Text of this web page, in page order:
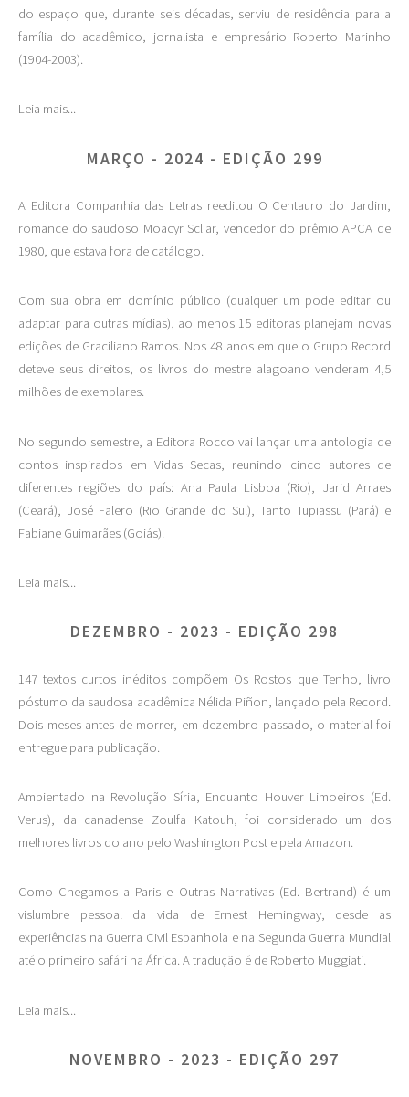
do espaço que, durante seis décadas, serviu de residência para a
família do acadêmico, jornalista e empresário Roberto Marinho
(1904-2003).
Leia mais...
MARÇO - 2024 - EDIÇÃO 299
A Editora Companhia das Letras reeditou O Centauro do Jardim,
romance do saudoso Moacyr Scliar, vencedor do prêmio APCA de
1980, que estava fora de catálogo.
Com sua obra em domínio público (qualquer um pode editar ou
adaptar para outras mídias), ao menos 15 editoras planejam novas
edições de Graciliano Ramos. Nos 48 anos em que o Grupo Record
deteve seus direitos, os livros do mestre alagoano venderam 4,5
milhões de exemplares.
No segundo semestre, a Editora Rocco vai lançar uma antologia de
contos inspirados em Vidas Secas, reunindo cinco autores de
diferentes regiões do país: Ana Paula Lisboa (Rio), Jarid Arraes
(Ceará), José Falero (Rio Grande do Sul), Tanto Tupiassu (Pará) e
Fabiane Guimarães (Goiás).
Leia mais...
DEZEMBRO - 2023 - EDIÇÃO 298
147 textos curtos inéditos compõem Os Rostos que Tenho, livro
póstumo da saudosa acadêmica Nélida Piñon, lançado pela Record.
Dois meses antes de morrer, em dezembro passado, o material foi
entregue para publicação.
Ambientado na Revolução Síria, Enquanto Houver Limoeiros (Ed.
Verus), da canadense Zoulfa Katouh, foi considerado um dos
melhores livros do ano pelo Washington Post e pela Amazon.
Como Chegamos a Paris e Outras Narrativas (Ed. Bertrand) é um
vislumbre pessoal da vida de Ernest Hemingway, desde as
experiências na Guerra Civil Espanhola e na Segunda Guerra Mundial
até o primeiro safári na África. A tradução é de Roberto Muggiati.
Leia mais...
NOVEMBRO - 2023 - EDIÇÃO 297